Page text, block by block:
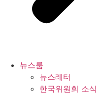
뉴스룸
뉴스레터
한국위원회 소식